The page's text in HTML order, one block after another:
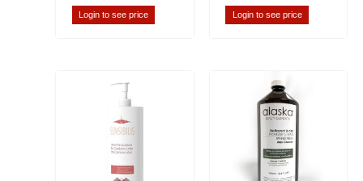
Login to see price Login to see price